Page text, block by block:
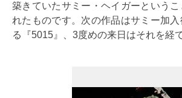
築きていたサミー・ヘイガーという
れたものです。次の作品はサミー加
る『5015』、3度めの来日はそれを経